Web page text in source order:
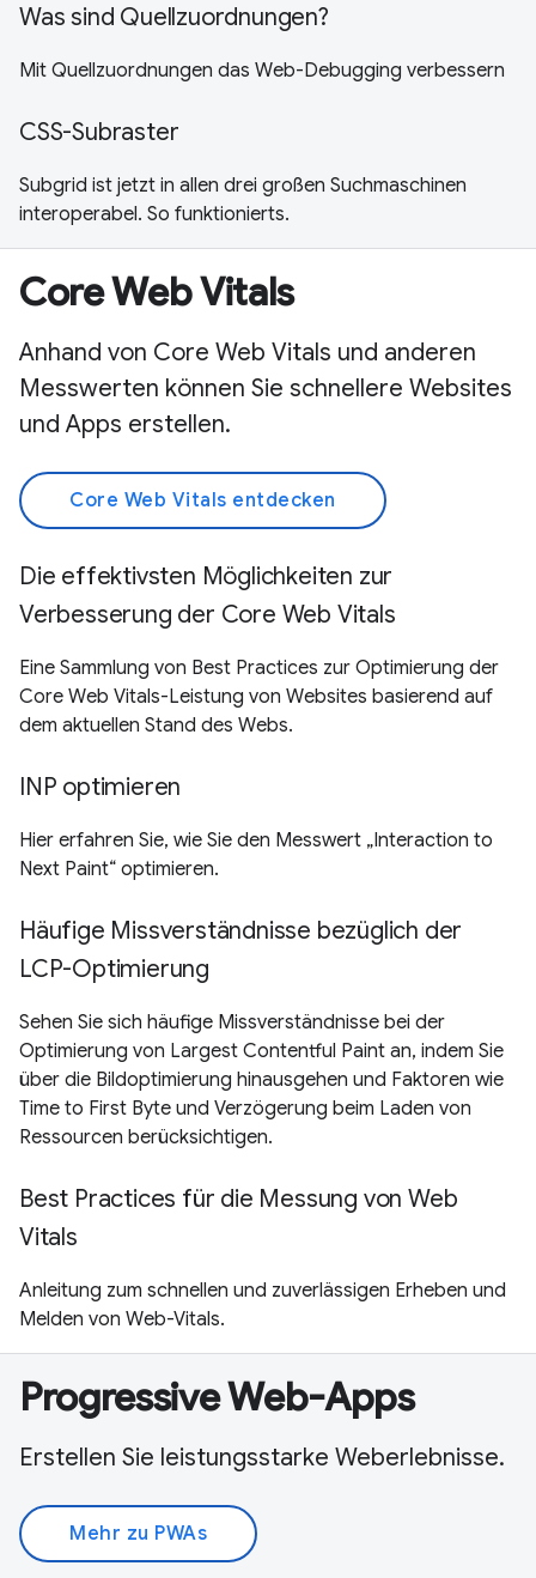
Was sind Quellzuordnungen?
Mit Quellzuordnungen das Web-Debugging verbessern
CSS-Subraster
Subgrid ist jetzt in allen drei großen Suchmaschinen
interoperabel. So funktionierts.
Core Web Vitals
Anhand von Core Web Vitals und anderen
Messwerten können Sie schnellere Websites
und Apps erstellen.
Core Web Vitals entdecken
Die effektivsten Möglichkeiten zur
Verbesserung der Core Web Vitals
Eine Sammlung von Best Practices zur Optimierung der
Core Web Vitals-Leistung von Websites basierend auf
dem aktuellen Stand des Webs.
INP optimieren
Hier erfahren Sie, wie Sie den Messwert „Interaction to
Next Paint“ optimieren.
Häufige Missverständnisse bezüglich der
LCP-Optimierung
Sehen Sie sich häufige Missverständnisse bei der
Optimierung von Largest Contentful Paint an, indem Sie
über die Bildoptimierung hinausgehen und Faktoren wie
Time to First Byte und Verzögerung beim Laden von
Ressourcen berücksichtigen.
Best Practices für die Messung von Web
Vitals
Anleitung zum schnellen und zuverlässigen Erheben und
Melden von Web-Vitals.
Progressive Web-Apps
Erstellen Sie leistungsstarke Weberlebnisse.
Mehr zu PWAs